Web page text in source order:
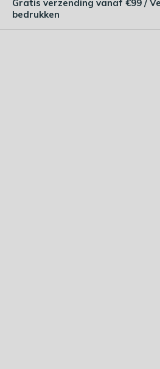
Gratis verzending vanaf €99 /
bedrukken